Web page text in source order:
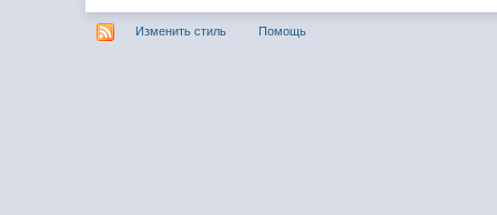
Изменить стиль Помощь